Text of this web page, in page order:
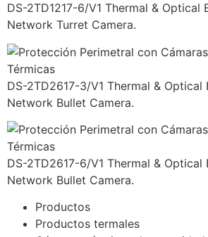
DS-2TD1217-6/V1 Thermal & Optical
Network Turret Camera.
DS-2TD2617-3/V1 Thermal & Optical
Network Bullet Camera.
DS-2TD2617-6/V1 Thermal & Optical
Network Bullet Camera.
Productos
Productos termales